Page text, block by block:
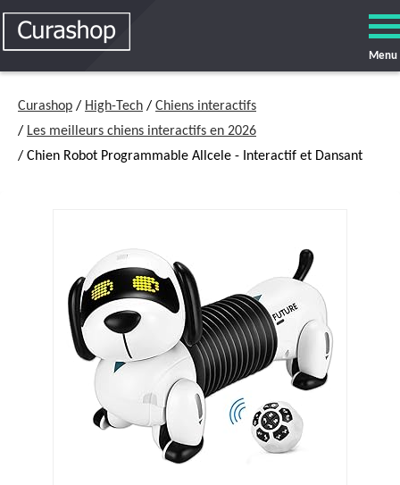
Menu
Curashop / High-Tech / Chiens interactifs
/ Les meilleurs chiens interactifs en 2026
/ Chien Robot Programmable Allcele - Interactif et Dansant